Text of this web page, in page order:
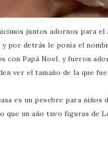
juntos adornos para
por detrás le ponía el
con Papá Noel, y fueron
ver el tamaño de la que fue
es un pesebre para
que un año tuvo figuras de